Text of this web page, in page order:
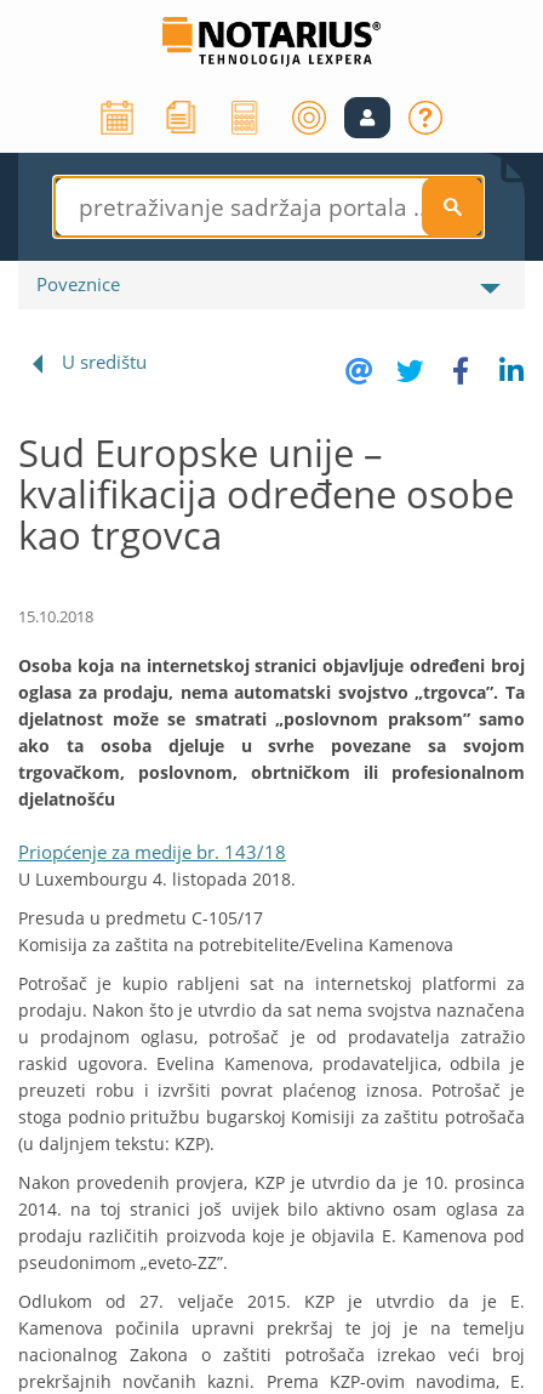
S
Poveznice
U središtu
Sud Europske unije –
kvalifikacija određene osobe
kao trgovca
15.10.2018
Osoba koja na internetskoj stranici objavljuje određeni broj
oglasa za prodaju, nema automatski svojstvo „trgovca”. Ta
djelatnost može se smatrati „poslovnom praksom” samo
ako ta osoba djeluje u svrhe povezane sa svojom
trgovačkom, poslovnom, obrtničkom ili profesionalnom
djelatnošću
Priopćenje za medije br. 143/18
U Luxembourgu 4. listopada 2018.
Presuda u predmetu C-105/17
Komisija za zaštita na potrebitelite/Evelina Kamenova
Potrošač je kupio rabljeni sat na internetskoj platformi za
prodaju. Nakon što je utvrdio da sat nema svojstva naznačena
u prodajnom oglasu, potrošač je od prodavatelja zatražio
raskid ugovora. Evelina Kamenova, prodavateljica, odbila je
preuzeti robu i izvršiti povrat plaćenog iznosa. Potrošač je
stoga podnio pritužbu bugarskoj Komisiji za zaštitu potrošača
(u daljnjem tekstu: KZP).
Nakon provedenih provjera, KZP je utvrdio da je 10. prosinca
2014. na toj stranici još uvijek bilo aktivno osam oglasa za
prodaju različitih proizvoda koje je objavila E. Kamenova pod
pseudonimom „eveto-ZZ”.
Odlukom od 27. veljače 2015. KZP je utvrdio da je E.
Kamenova počinila upravni prekršaj te joj je na temelju
nacionalnog Zakona o zaštiti potrošača izrekao veći broj
prekršajnih novčanih kazni. Prema KZP-ovim navodima, E.